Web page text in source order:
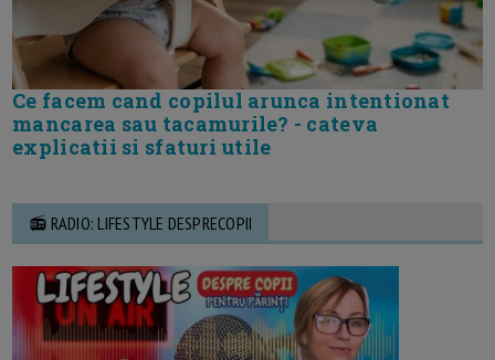
Ce facem cand copilul arunca intentionat
mancarea sau tacamurile? - cateva
explicatii si sfaturi utile
📻 RADIO: LIFESTYLE DESPRECOPII